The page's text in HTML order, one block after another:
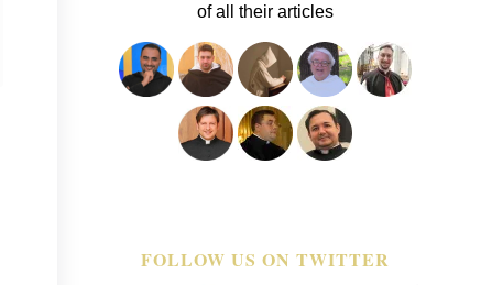
of all their articles
FOLLOW US ON TWITTER